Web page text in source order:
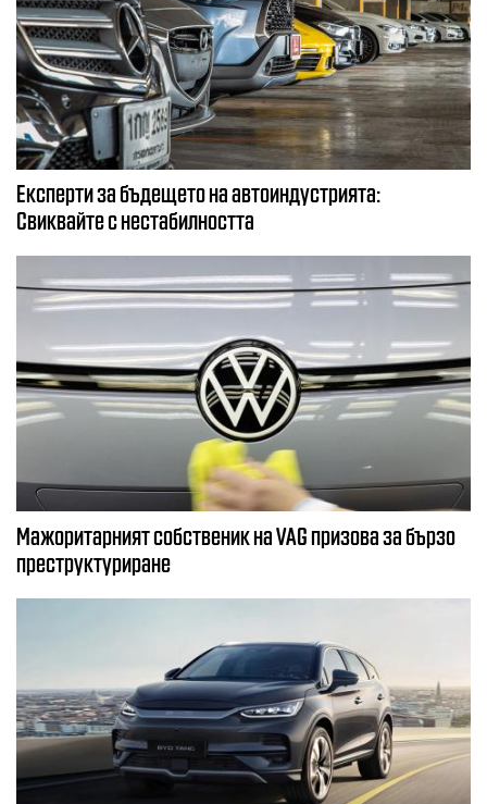
Експерти за бъдещето на автоиндустрията:
Свиквайте с нестабилността
Мажоритарният собственик на VAG призова за бързо
преструктуриране